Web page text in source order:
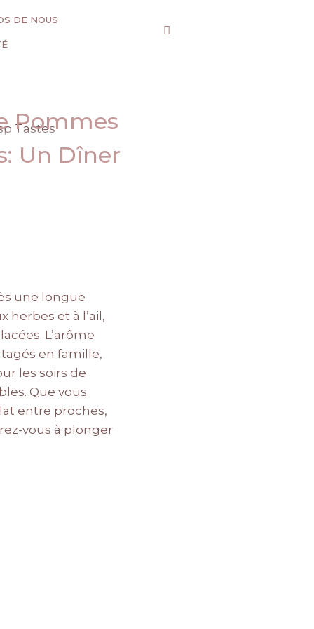
DE NOUS
Pommes
Un Dîner
une longue
herbes et à l’ail,
L’arôme
en famille,
les soirs de
Que vous
entre proches,
vous à plonger